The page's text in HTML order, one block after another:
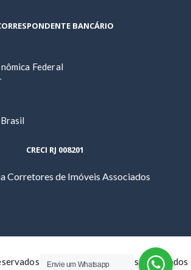
BANCÁRIO
Federal
CRECI RJ 008201
Corretores de Imóveis Associados
| Corretores de Imóveis Associados
Envie um Whatsapp